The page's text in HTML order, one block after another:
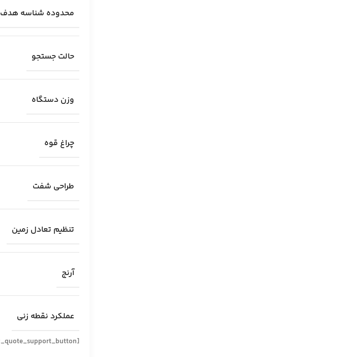
محدوده شناسه هدف
حالت جستجو
وزن دستگاه
چراغ قوه
طراحی شفت
تنظیم تعادل زمین
آرنج
عملکرد نقطه زنی
[wc_quote_support_button]